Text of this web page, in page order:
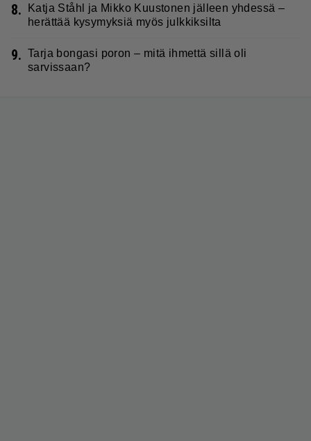
8.
Katja Ståhl ja Mikko Kuustonen jälleen yhdessä –
herättää kysymyksiä myös julkkiksilta
9. Tarja bongasi poron – mitä ihmettä sillä oli
sarvissaan?